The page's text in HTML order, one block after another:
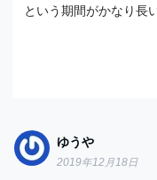
という期間がかなり長
ゆうや
2019年12月18日